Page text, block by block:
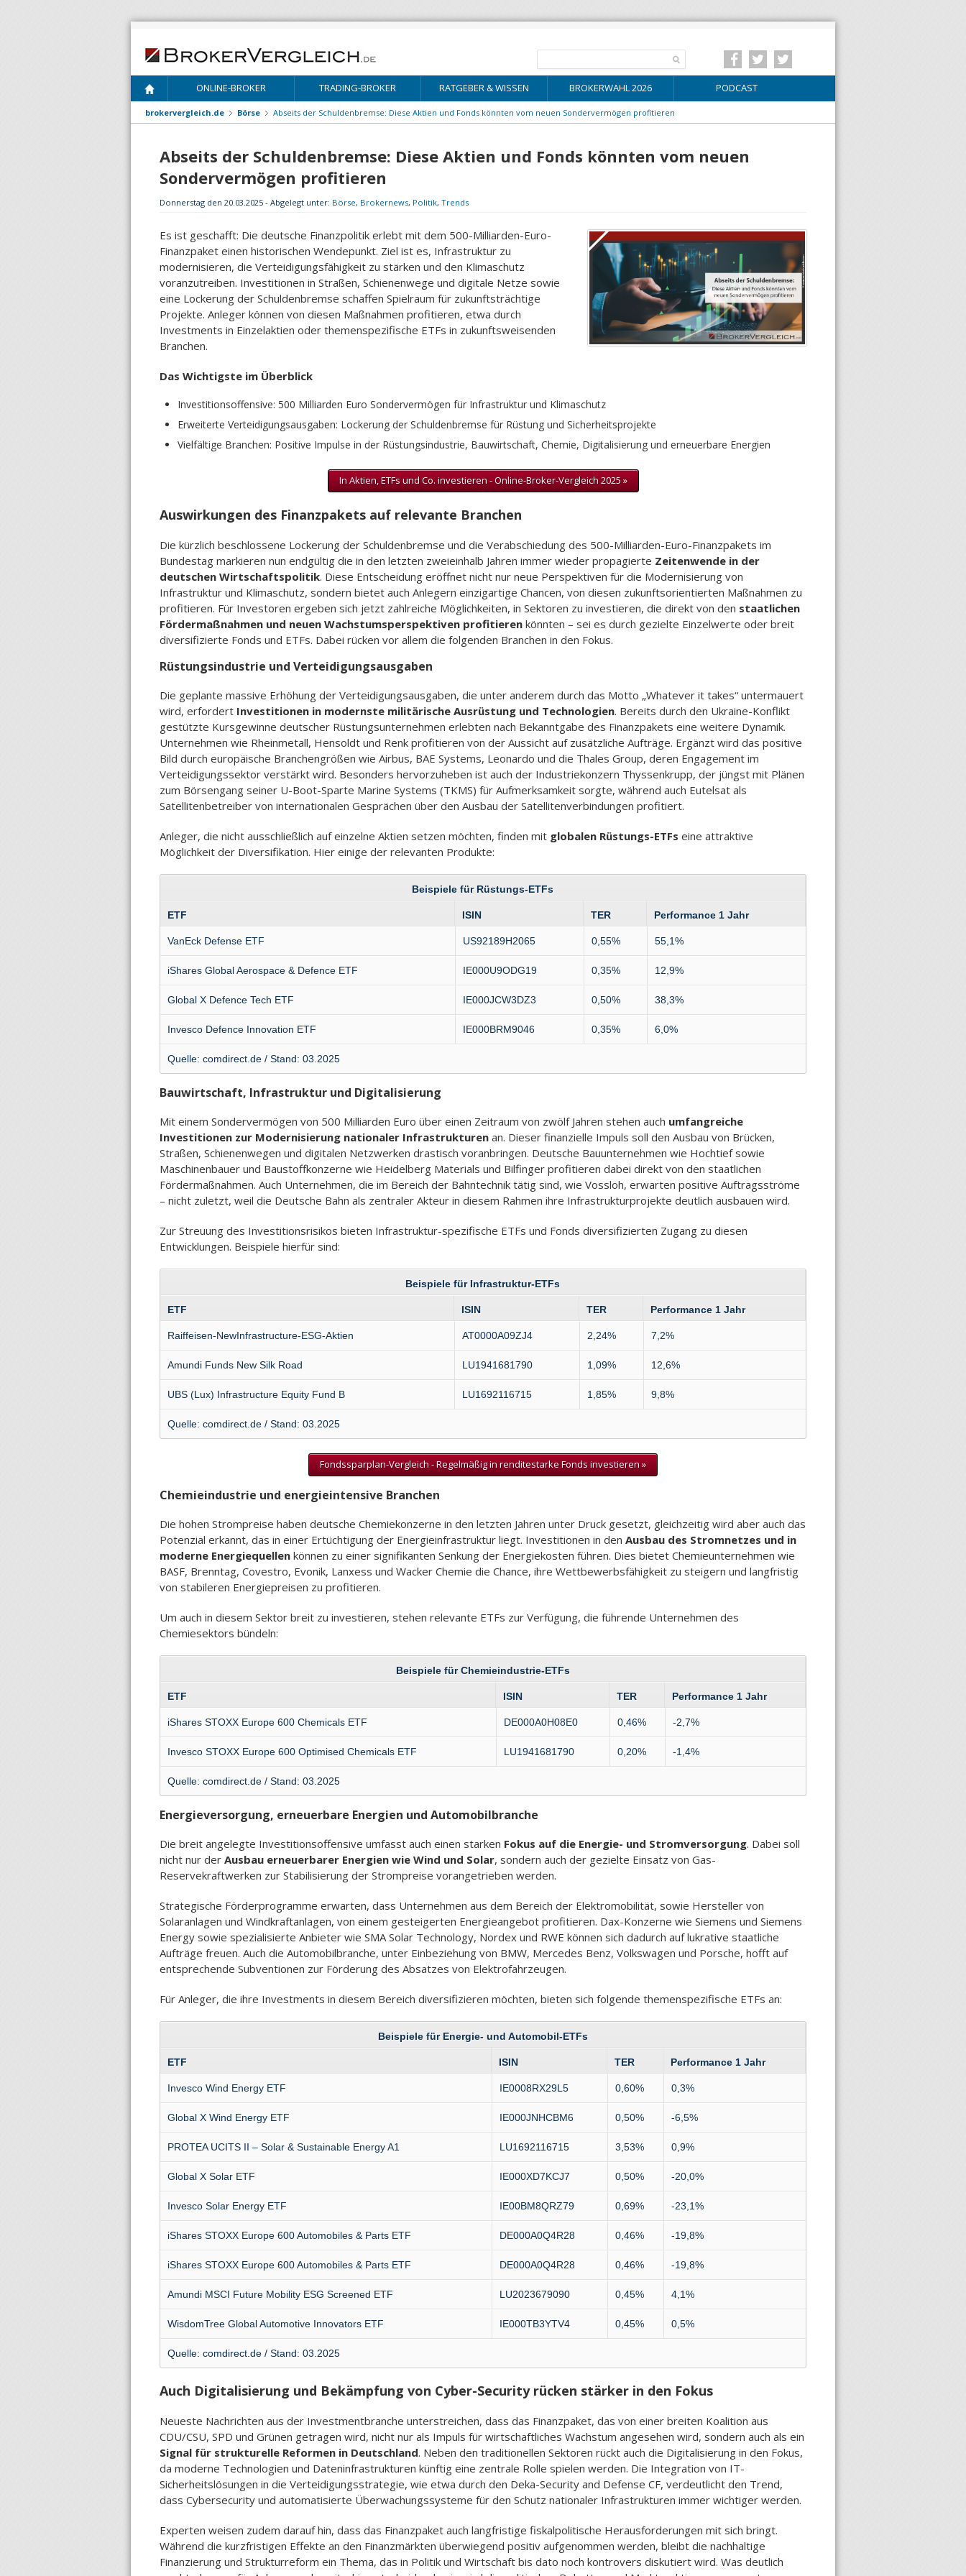
ONLINE-BROKER TRADING-BROKER RATGEBER & WISSEN BROKERWAHL 2026 PODCAST
brokervergleich.de Börse Abseits der Schuldenbremse: Diese Aktien und Fonds könnten vom neuen Sondervermögen profitieren
Abseits der Schuldenbremse: Diese Aktien und Fonds könnten vom neuen
Sondervermögen profitieren
Donnerstag den 20.03.2025 - Abgelegt unter: Börse, Brokernews, Politik, Trends
Es ist geschafft: Die deutsche Finanzpolitik erlebt mit dem 500-Milliarden-Euro-
Finanzpaket einen historischen Wendepunkt. Ziel ist es, Infrastruktur zu
modernisieren, die Verteidigungsfähigkeit zu stärken und den Klimaschutz
voranzutreiben. Investitionen in Straßen, Schienenwege und digitale Netze sowie
eine Lockerung der Schuldenbremse schaffen Spielraum für zukunftsträchtige
Projekte. Anleger können von diesen Maßnahmen profitieren, etwa durch
Investments in Einzelaktien oder themenspezifische ETFs in zukunftsweisenden
Branchen.
Das Wichtigste im Überblick
Investitionsoffensive: 500 Milliarden Euro Sondervermögen für Infrastruktur und Klimaschutz
Erweiterte Verteidigungsausgaben: Lockerung der Schuldenbremse für Rüstung und Sicherheitsprojekte
Vielfältige Branchen: Positive Impulse in der Rüstungsindustrie, Bauwirtschaft, Chemie, Digitalisierung und erneuerbare Energien
In Aktien, ETFs und Co. investieren - Online-Broker-Vergleich 2025 »
Auswirkungen des Finanzpakets auf relevante Branchen
Die kürzlich beschlossene Lockerung der Schuldenbremse und die Verabschiedung des 500-Milliarden-Euro-Finanzpakets im
Bundestag markieren nun endgültig die in den letzten zweieinhalb Jahren immer wieder propagierte Zeitenwende in der
deutschen Wirtschaftspolitik. Diese Entscheidung eröffnet nicht nur neue Perspektiven für die Modernisierung von
Infrastruktur und Klimaschutz, sondern bietet auch Anlegern einzigartige Chancen, von diesen zukunftsorientierten Maßnahmen zu
profitieren. Für Investoren ergeben sich jetzt zahlreiche Möglichkeiten, in Sektoren zu investieren, die direkt von den staatlichen
Fördermaßnahmen und neuen Wachstumsperspektiven profitieren könnten – sei es durch gezielte Einzelwerte oder breit
diversifizierte Fonds und ETFs. Dabei rücken vor allem die folgenden Branchen in den Fokus.
Rüstungsindustrie und Verteidigungsausgaben
Die geplante massive Erhöhung der Verteidigungsausgaben, die unter anderem durch das Motto „Whatever it takes“ untermauert
wird, erfordert Investitionen in modernste militärische Ausrüstung und Technologien. Bereits durch den Ukraine-Konflikt
gestützte Kursgewinne deutscher Rüstungsunternehmen erlebten nach Bekanntgabe des Finanzpakets eine weitere Dynamik.
Unternehmen wie Rheinmetall, Hensoldt und Renk profitieren von der Aussicht auf zusätzliche Aufträge. Ergänzt wird das positive
Bild durch europäische Branchengrößen wie Airbus, BAE Systems, Leonardo und die Thales Group, deren Engagement im
Verteidigungssektor verstärkt wird. Besonders hervorzuheben ist auch der Industriekonzern Thyssenkrupp, der jüngst mit Plänen
zum Börsengang seiner U-Boot-Sparte Marine Systems (TKMS) für Aufmerksamkeit sorgte, während auch Eutelsat als
Satellitenbetreiber von internationalen Gesprächen über den Ausbau der Satellitenverbindungen profitiert.
Anleger, die nicht ausschließlich auf einzelne Aktien setzen möchten, finden mit globalen Rüstungs-ETFs eine attraktive
Möglichkeit der Diversifikation. Hier einige der relevanten Produkte:
Beispiele für Rüstungs-ETFs
ETF ISIN TER Performance 1 Jahr
VanEck Defense ETF US92189H2065 0,55% 55,1%
iShares Global Aerospace & Defence ETF IE000U9ODG19 0,35% 12,9%
Global X Defence Tech ETF IE000JCW3DZ3 0,50% 38,3%
Invesco Defence Innovation ETF IE000BRM9046 0,35% 6,0%
Quelle: comdirect.de / Stand: 03.2025
Bauwirtschaft, Infrastruktur und Digitalisierung
Mit einem Sondervermögen von 500 Milliarden Euro über einen Zeitraum von zwölf Jahren stehen auch umfangreiche
Investitionen zur Modernisierung nationaler Infrastrukturen an. Dieser finanzielle Impuls soll den Ausbau von Brücken,
Straßen, Schienenwegen und digitalen Netzwerken drastisch voranbringen. Deutsche Bauunternehmen wie Hochtief sowie
Maschinenbauer und Baustoffkonzerne wie Heidelberg Materials und Bilfinger profitieren dabei direkt von den staatlichen
Fördermaßnahmen. Auch Unternehmen, die im Bereich der Bahntechnik tätig sind, wie Vossloh, erwarten positive Auftragsströme
– nicht zuletzt, weil die Deutsche Bahn als zentraler Akteur in diesem Rahmen ihre Infrastrukturprojekte deutlich ausbauen wird.
Zur Streuung des Investitionsrisikos bieten Infrastruktur-spezifische ETFs und Fonds diversifizierten Zugang zu diesen
Entwicklungen. Beispiele hierfür sind:
Beispiele für Infrastruktur-ETFs
ETF ISIN TER Performance 1 Jahr
Raiffeisen-NewInfrastructure-ESG-Aktien AT0000A09ZJ4 2,24% 7,2%
Amundi Funds New Silk Road LU1941681790 1,09% 12,6%
UBS (Lux) Infrastructure Equity Fund B LU1692116715 1,85% 9,8%
Quelle: comdirect.de / Stand: 03.2025
Fondssparplan-Vergleich - Regelmäßig in renditestarke Fonds investieren »
Chemieindustrie und energieintensive Branchen
Die hohen Strompreise haben deutsche Chemiekonzerne in den letzten Jahren unter Druck gesetzt, gleichzeitig wird aber auch das
Potenzial erkannt, das in einer Ertüchtigung der Energieinfrastruktur liegt. Investitionen in den Ausbau des Stromnetzes und in
moderne Energiequellen können zu einer signifikanten Senkung der Energiekosten führen. Dies bietet Chemieunternehmen wie
BASF, Brenntag, Covestro, Evonik, Lanxess und Wacker Chemie die Chance, ihre Wettbewerbsfähigkeit zu steigern und langfristig
von stabileren Energiepreisen zu profitieren.
Um auch in diesem Sektor breit zu investieren, stehen relevante ETFs zur Verfügung, die führende Unternehmen des
Chemiesektors bündeln:
Beispiele für Chemieindustrie-ETFs
ETF ISIN TER Performance 1 Jahr
iShares STOXX Europe 600 Chemicals ETF DE000A0H08E0 0,46% -2,7%
Invesco STOXX Europe 600 Optimised Chemicals ETF LU1941681790 0,20% -1,4%
Quelle: comdirect.de / Stand: 03.2025
Energieversorgung, erneuerbare Energien und Automobilbranche
Die breit angelegte Investitionsoffensive umfasst auch einen starken Fokus auf die Energie- und Stromversorgung. Dabei soll
nicht nur der Ausbau erneuerbarer Energien wie Wind und Solar, sondern auch der gezielte Einsatz von Gas-
Reservekraftwerken zur Stabilisierung der Strompreise vorangetrieben werden.
Strategische Förderprogramme erwarten, dass Unternehmen aus dem Bereich der Elektromobilität, sowie Hersteller von
Solaranlagen und Windkraftanlagen, von einem gesteigerten Energieangebot profitieren. Dax-Konzerne wie Siemens und Siemens
Energy sowie spezialisierte Anbieter wie SMA Solar Technology, Nordex und RWE können sich dadurch auf lukrative staatliche
Aufträge freuen. Auch die Automobilbranche, unter Einbeziehung von BMW, Mercedes Benz, Volkswagen und Porsche, hofft auf
entsprechende Subventionen zur Förderung des Absatzes von Elektrofahrzeugen.
Für Anleger, die ihre Investments in diesem Bereich diversifizieren möchten, bieten sich folgende themenspezifische ETFs an:
Beispiele für Energie- und Automobil-ETFs
ETF ISIN TER Performance 1 Jahr
Invesco Wind Energy ETF IE0008RX29L5 0,60% 0,3%
Global X Wind Energy ETF IE000JNHCBM6 0,50% -6,5%
PROTEA UCITS II – Solar & Sustainable Energy A1 LU1692116715 3,53% 0,9%
Global X Solar ETF IE000XD7KCJ7 0,50% -20,0%
Invesco Solar Energy ETF IE00BM8QRZ79 0,69% -23,1%
iShares STOXX Europe 600 Automobiles & Parts ETF DE000A0Q4R28 0,46% -19,8%
iShares STOXX Europe 600 Automobiles & Parts ETF DE000A0Q4R28 0,46% -19,8%
Amundi MSCI Future Mobility ESG Screened ETF LU2023679090 0,45% 4,1%
WisdomTree Global Automotive Innovators ETF IE000TB3YTV4 0,45% 0,5%
Quelle: comdirect.de / Stand: 03.2025
Auch Digitalisierung und Bekämpfung von Cyber-Security rücken stärker in den Fokus
Neueste Nachrichten aus der Investmentbranche unterstreichen, dass das Finanzpaket, das von einer breiten Koalition aus
CDU/CSU, SPD und Grünen getragen wird, nicht nur als Impuls für wirtschaftliches Wachstum angesehen wird, sondern auch als ein
Signal für strukturelle Reformen in Deutschland. Neben den traditionellen Sektoren rückt auch die Digitalisierung in den Fokus,
da moderne Technologien und Dateninfrastrukturen künftig eine zentrale Rolle spielen werden. Die Integration von IT-
Sicherheitslösungen in die Verteidigungsstrategie, wie etwa durch den Deka-Security and Defense CF, verdeutlicht den Trend,
dass Cybersecurity und automatisierte Überwachungssysteme für den Schutz nationaler Infrastrukturen immer wichtiger werden.
Experten weisen zudem darauf hin, dass das Finanzpaket auch langfristige fiskalpolitische Herausforderungen mit sich bringt.
Während die kurzfristigen Effekte an den Finanzmärkten überwiegend positiv aufgenommen werden, bleibt die nachhaltige
Finanzierung und Strukturreform ein Thema, das in Politik und Wirtschaft bis dato noch kontrovers diskutiert wird. Was deutlich